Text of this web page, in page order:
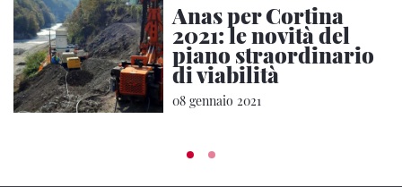
Anas per Cortina
2021: le novità del
piano straordinario
di viabilità
08 gennaio 2021